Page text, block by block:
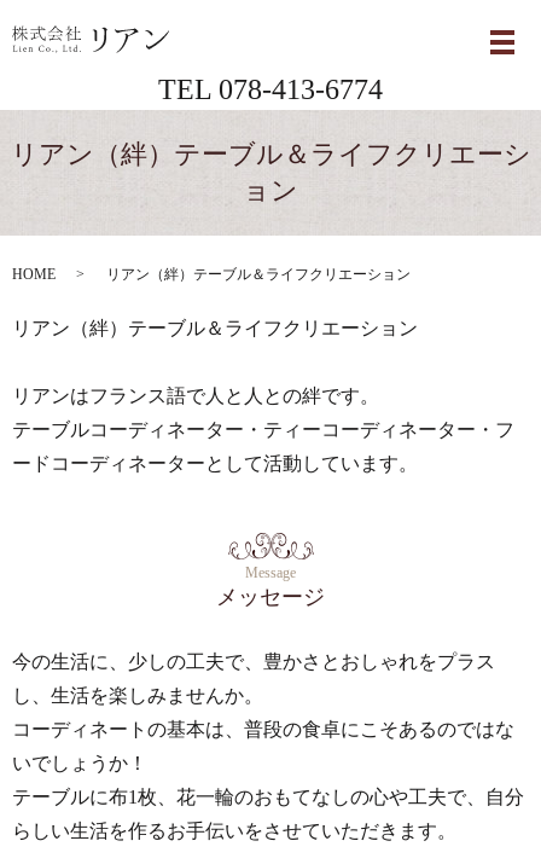
メ
TEL 078-413-6774
リアン（絆）テーブル＆ライフクリエーシ
ョン
HOME リアン（絆）テーブル＆ライフクリエーション
リアン（絆）テーブル＆ライフクリエーション
リアンはフランス語で人と人との絆です。
テーブルコーディネーター・ティーコーディネーター・フ
ードコーディネーターとして活動しています。
Message
メッセージ
今の生活に、少しの工夫で、豊かさとおしゃれをプラス
し、生活を楽しみませんか。
コーディネートの基本は、普段の食卓にこそあるのではな
いでしょうか！
テーブルに布1枚、花一輪のおもてなしの心や工夫で、自分
らしい生活を作るお手伝いをさせていただきます。